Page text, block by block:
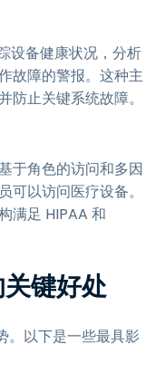
设备健康状况，分析
故障的警报。这种主
防止关键系统故障。
于角色的访问和多因
可以访问医疗设备。
满足 HIPAA 和
键好处
。以下是一些最具影